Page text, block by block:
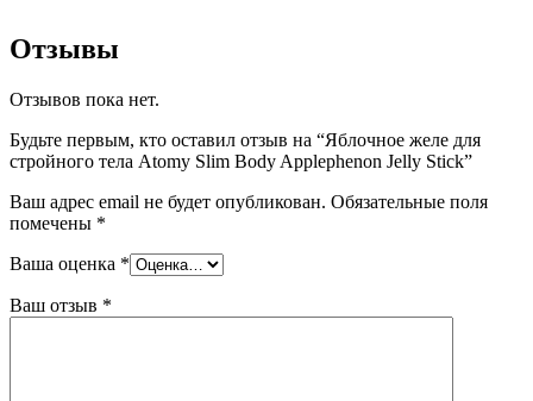
Отзывы
Отзывов пока нет.
Будьте первым, кто оставил отзыв на “Яблочное желе для
стройного тела Atomy Slim Body Applephenon Jelly Stick”
Ваш адрес email не будет опубликован. Обязательные поля
помечены *
Ваша оценка *
Ваш отзыв *